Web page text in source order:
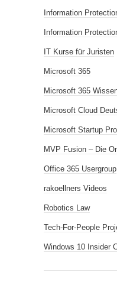
Information
Information
IT Kurse für Juristen
Microsoft 365
Microsoft 365
Microsoft Cloud
Microsoft Startup
MVP Fusion – Die
Office 365 Usergroup
rakoellners Videos
Robotics Law
Tech-For-People
Windows 10 Insider